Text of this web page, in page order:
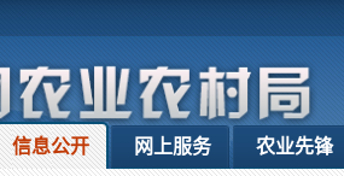
信息公开 网上服务 农业先锋